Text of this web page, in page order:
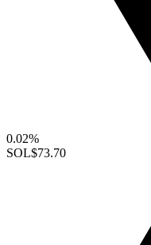
0.02%
SOL$73.70